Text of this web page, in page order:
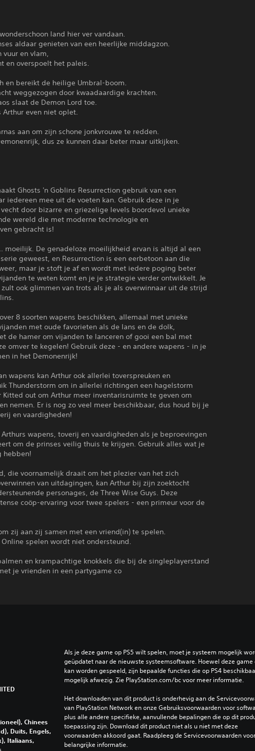
land hier ver vandaan.
aldaar genieten van een heerlijke middagzon.
vuur en vlam,
en overspoelt het paleis.
en bereikt de heilige Umbral-boom.
weggezogen door kwaadaardige krachten.
slaat de Demon Lord toe.
even niet oplet.
aan om zijn schone jonkvrouwe te redden.
dus ze kunnen daar beter maar uitkijken.
Ghosts 'n Goblins Resurrection gebruik van een
iedereen mee uit de voeten kan. Gebruik deze in je
door bizarre en griezelige levels boordevol unieke
wereld die met moderne technologie en
gebracht is!
moeilijk. De genadeloze moeilijkheid ervan is altijd al een
geweest, en Resurrection is een eerbetoon aan die
maar je stoft je af en wordt met iedere poging beter
te weten komt en je je strategie verder ontwikkelt. Je
ook glimmen van trots als je als overwinnaar uit de strijd
8 soorten wapens beschikken, allemaal met unieke
met oude favorieten als de lans en de dolk,
de hamer om vijanden te lanceren of gooi een bal met
omver te kegelen! Gebruik deze - en andere wapens - in je
in het Demonenrijk!
wapens kan Arthur ook allerlei toverspreuken en
Thunderstorm om in allerlei richtingen een hagelstorm
out om Arthur meer inventarisruimte te geven om
nemen. Er is nog zo veel meer beschikbaar, dus houd bij je
en vaardigheden!
wapens, toverij en vaardigheden als je beproevingen
om de prinses veilig thuis te krijgen. Gebruik alles wat je
hebben!
die voornamelijk draait om het plezier van het zich
van uitdagingen, kan Arthur bij zijn zoektocht
personages, de Three Wise Guys. Deze
coöp-ervaring voor twee spelers - een primeur voor de
zij aan zij samen met een vriend(in) te spelen.
spelen wordt niet ondersteund.
en krampachtige knokkels die bij de singleplayerstand
je vrienden in een partygame co
Chinees
Duits, Engels,
Italiaans,
Als je deze game op PS5 wilt spelen, moet je systeem mogelijk
geüpdatet naar de nieuwste systeemsoftware. Hoewel deze game
kan worden gespeeld, zijn bepaalde functies die op PS4
mogelijk afwezig. Zie PlayStation.com/bc voor meer informatie.
Het downloaden van dit product is onderhevig aan de
van PlayStation Network en onze Gebruiksvoorwaarden voor
plus alle andere specifieke, aanvullende bepalingen die op dit
toepassing zijn. Download dit product niet als u niet met deze
voorwaarden akkoord gaat. Raadpleeg de Servicevoorwaarden
belangrijke informatie.